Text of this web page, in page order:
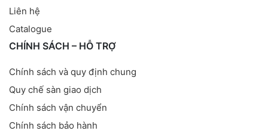
Liên hệ
Catalogue
CHÍNH SÁCH – HỖ TRỢ
Chính sách và quy định chung
Quy chế sàn giao dịch
Chính sách vận chuyển
Chính sách bảo hành